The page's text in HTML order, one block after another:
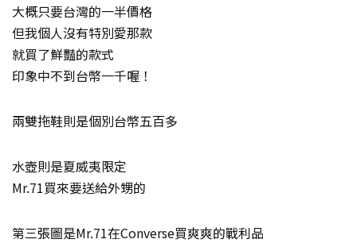
大概只要台灣的一半價格
但我個人沒有特別愛那款
就買了鮮豔的款式
印象中不到台幣一千喔！
兩雙拖鞋則是個別台幣五百多
水壺則是夏威夷限定
Mr.71買來要送給外甥的
第三張圖是Mr.71在Converse買爽爽的戰利品